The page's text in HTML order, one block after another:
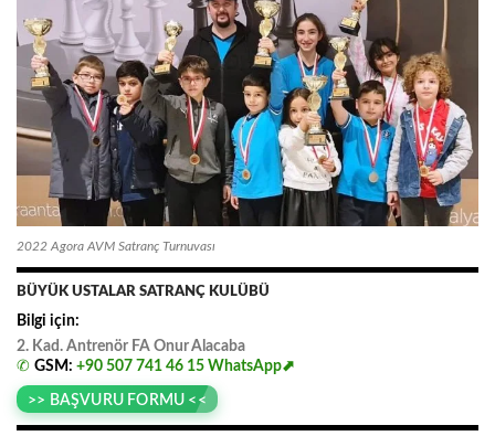
2022 Agora AVM Satranç Turnuvası
BÜYÜK USTALAR SATRANÇ KULÜBÜ
Bilgi için:
2. Kad. Antrenör FA Onur.Alacaba
✆ GSM: +90 507 741 46 15 WhatsApp⬈
>> BAŞVURU FORMU <<